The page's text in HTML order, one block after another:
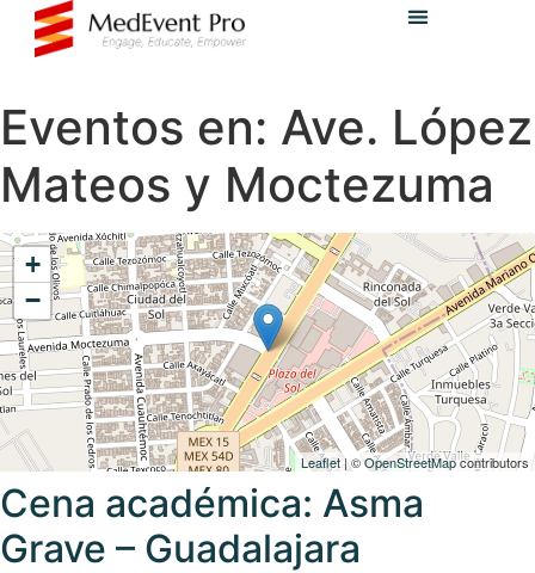
Eventos en: Ave. López
Mateos y Moctezuma
+
−
Leaflet| ©OpenStreetMapcontributors
Cena académica: Asma
Grave – Guadalajara